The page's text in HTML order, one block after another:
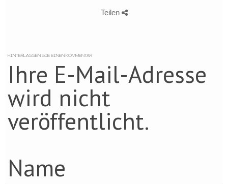
Teilen
HINTERLASSEN SIE EINEN KOMMENTAR
Ihre E-Mail-Adresse
wird nicht
veröffentlicht.
Name